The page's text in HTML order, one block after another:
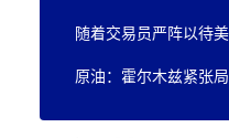
随着交易员严阵以待
原油：霍尔木兹紧张